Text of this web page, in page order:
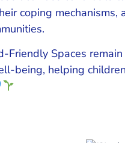
coping
Friendly Spaces
being, helping